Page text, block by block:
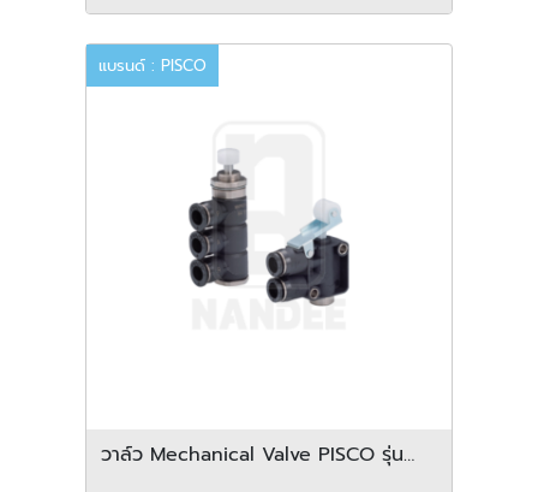
แบรนด์ : PISCO
วาล์ว Mechanical Valve PISCO รุ่น